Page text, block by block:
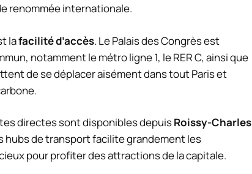
renommée internationale.
lafacilité d’accès. Le Palais des Congrès est
notamment le métro ligne 1, le RER C, ainsi que
de se déplacer aisément dans tout Paris et
directes sont disponibles depuisRoissy-Charles
hubs de transport facilite grandement les
pour profiter des attractions de la capitale.